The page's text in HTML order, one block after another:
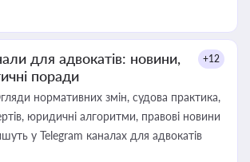
для адвокатів: новини,
поради
+12
нормативних змін, судова практика,
юридичні алгоритми, правові новини
у Telegram каналах для адвокатів